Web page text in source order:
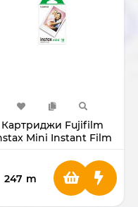
Картриджи Fujifilm
Mini Instant Film
247 m